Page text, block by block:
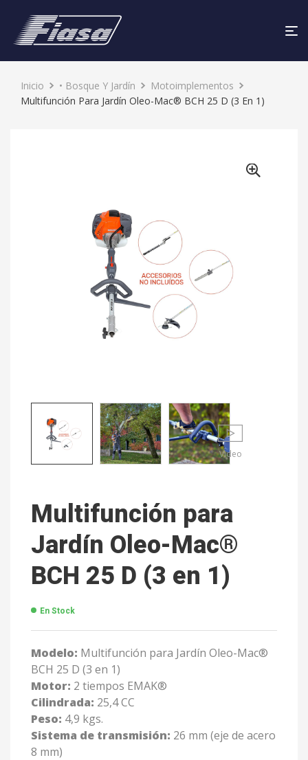
Inicio • Bosque Y Jardín
Motoimplementos
Multifunción Para Jardín Oleo-Mac® BCH 25 D (3 En 1)
Video
Multifunción para
Jardín Oleo-Mac®
BCH 25 D (3 en 1)
En Stock
Modelo: Multifunción para Jardín Oleo-Mac®
BCH 25 D (3 en 1)
Motor: 2 tiempos EMAK®
Cilindrada: 25,4 CC
Peso: 4,9 kgs.
Sistema de transmisión: 26 mm (eje de acero
8 mm)